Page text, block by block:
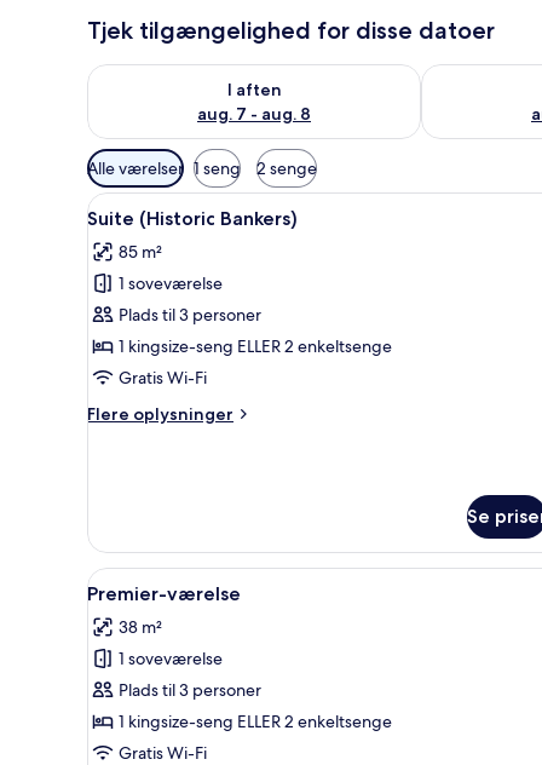
Tjek tilgængelighed for disse datoer
I aften
aug. 7 - aug. 8
Tjek tilgængelighed for i aften aug. 7 - aug. 8
Tjek
Tilgængelige
filtre
for
værelser
Alle værelser 1 seng 2 senge
Indlæs
alle
billeder
af
Suite
(Historic
Bankers)
En rummelig stue med stor
4
Suite (Historic Bankers)
85 m²
1 soveværelse
Plads til 3 personer
1 kingsize-seng ELLER 2 enkeltsenge
Gratis Wi-Fi
Flere oplysninger
Flere
Se
Indlæs
alle
billeder
af
Premier-
værelse
Et hotelværelse med en stor
3
Premier-værelse
38 m²
1 soveværelse
Plads til 3 personer
1 kingsize-seng ELLER 2 enkeltsenge
Gratis Wi-Fi